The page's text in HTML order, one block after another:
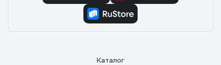
Каталог